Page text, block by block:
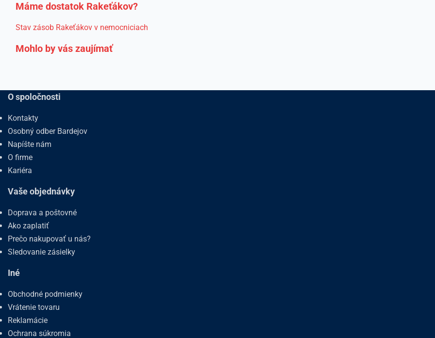
Máme dostatok Rakeťákov?
Stav zásob Rakeťákov v nemocniciach
Mohlo by vás zaujímať
O spoločnosti
Kontakty
Osobný odber Bardejov
Napíšte nám
O firme
Kariéra
Vaše objednávky
Doprava a poštovné
Ako zaplatiť
Prečo nakupovať u nás?
Sledovanie zásielky
Iné
Obchodné podmienky
Vrátenie tovaru
Reklamácie
Ochrana súkromia